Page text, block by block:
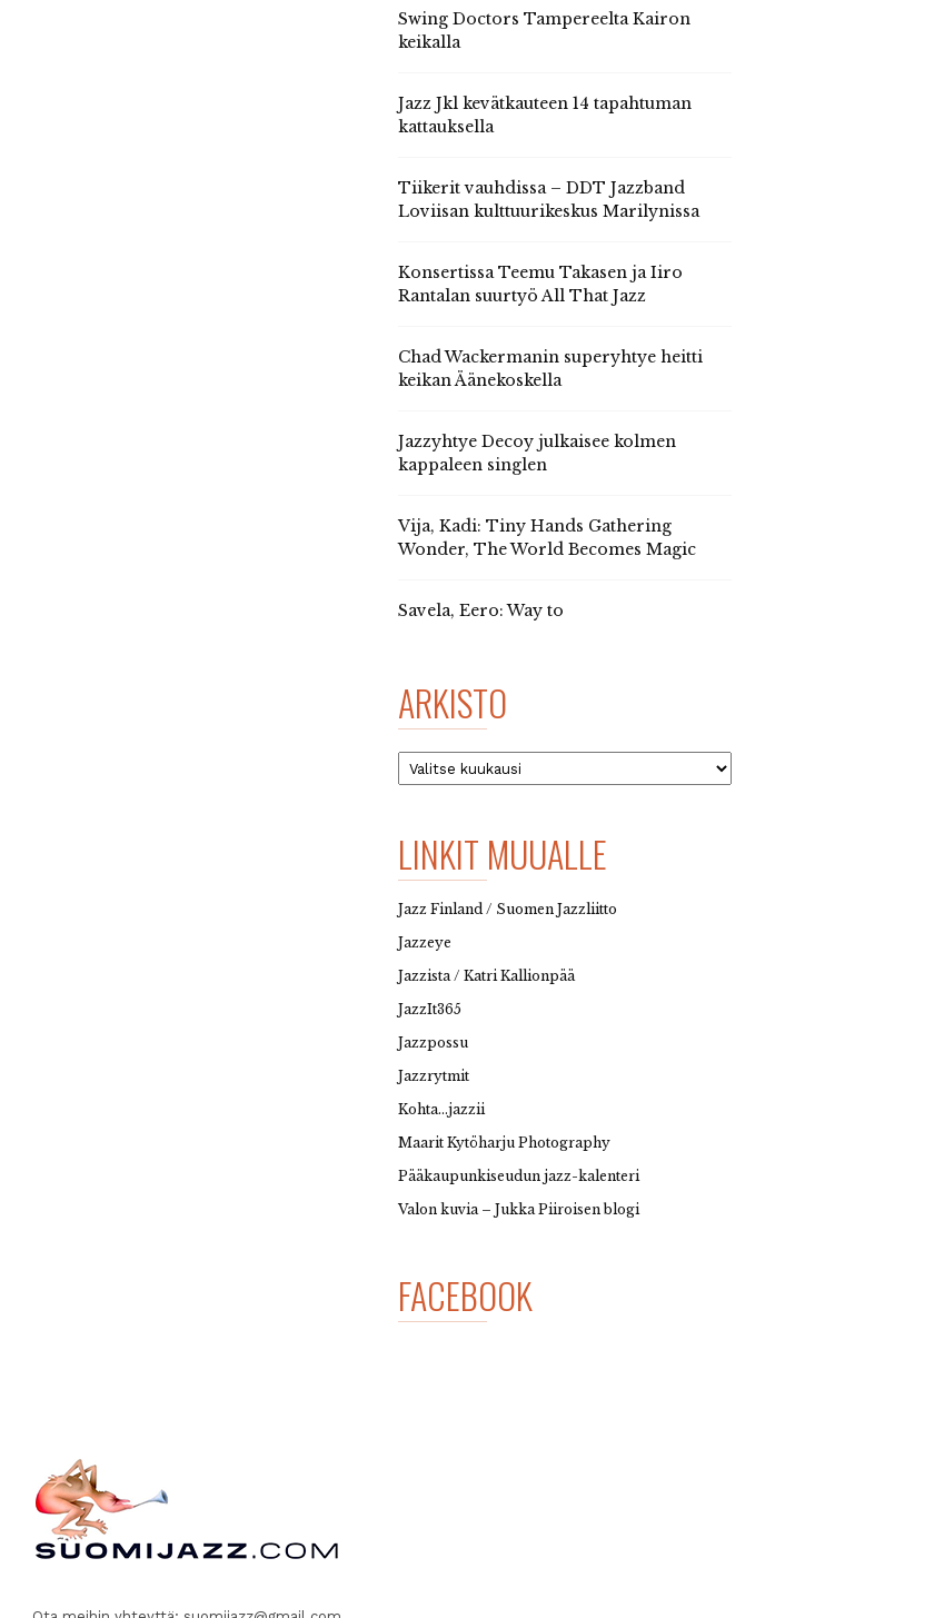
Swing Doctors Tampereelta Kairon
keikalla
Jazz Jkl kevätkauteen 14 tapahtuman
kattauksella
Tiikerit vauhdissa – DDT Jazzband
Loviisan kulttuurikeskus Marilynissa
Konsertissa Teemu Takasen ja Iiro
Rantalan suurtyö All That Jazz
Chad Wackermanin superyhtye heitti
keikan Äänekoskella
Jazzyhtye Decoy julkaisee kolmen
kappaleen singlen
Vija, Kadi: Tiny Hands Gathering
Wonder, The World Becomes Magic
Savela, Eero: Way to
ARKISTO
Arkisto
LINKIT MUUALLE
Jazz Finland / Suomen Jazzliitto
Jazzeye
Jazzista / Katri Kallionpää
JazzIt365
Jazzpossu
Jazzrytmit
Kohta…jazzii
Maarit Kytöharju Photography
Pääkaupunkiseudun jazz-kalenteri
Valon kuvia – Jukka Piiroisen blogi
FACEBOOK